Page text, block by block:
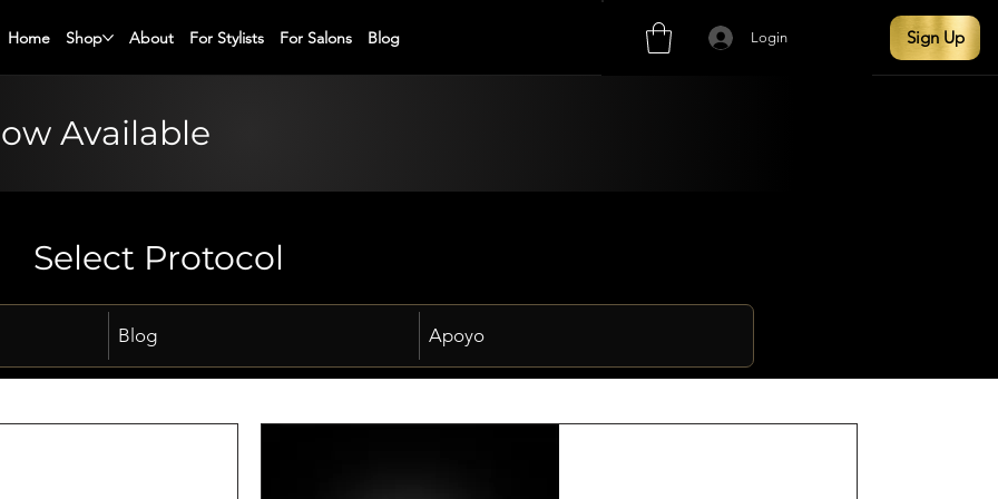
Home Shop About For Stylists For Salons Blog Login Sign Up
Available
Select Protocol
Blog Apoyo